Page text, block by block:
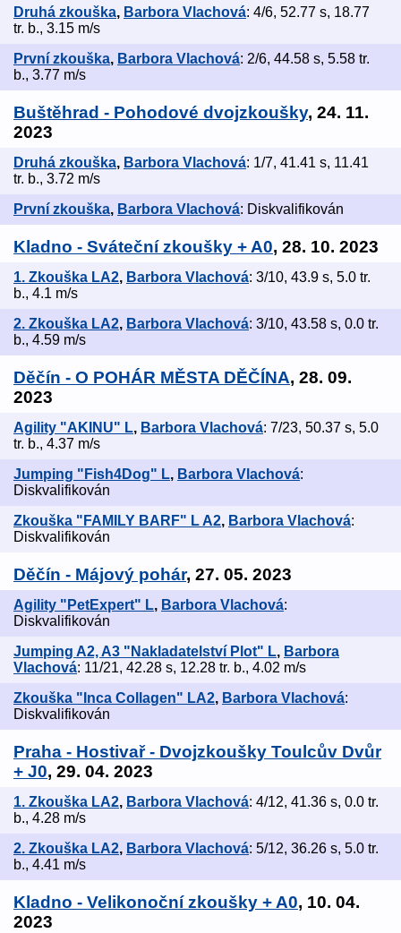
Druhá zkouška, Barbora Vlachová: 4/6, 52.77 s, 18.77
tr. b., 3.15 m/s
První zkouška, Barbora Vlachová: 2/6, 44.58 s, 5.58 tr.
b., 3.77 m/s
Buštěhrad - Pohodové dvojzkoušky, 24. 11.
2023
Druhá zkouška, Barbora Vlachová: 1/7, 41.41 s, 11.41
tr. b., 3.72 m/s
První zkouška, Barbora Vlachová: Diskvalifikován
Kladno - Sváteční zkoušky + A0, 28. 10. 2023
1. Zkouška LA2, Barbora Vlachová: 3/10, 43.9 s, 5.0 tr.
b., 4.1 m/s
2. Zkouška LA2, Barbora Vlachová: 3/10, 43.58 s, 0.0 tr.
b., 4.59 m/s
Děčín - O POHÁR MĚSTA DĚČÍNA, 28. 09.
2023
Agility "AKINU" L, Barbora Vlachová: 7/23, 50.37 s, 5.0
tr. b., 4.37 m/s
Jumping "Fish4Dog" L, Barbora Vlachová:
Diskvalifikován
Zkouška "FAMILY BARF" L A2, Barbora Vlachová:
Diskvalifikován
Děčín - Májový pohár, 27. 05. 2023
Agility "PetExpert" L, Barbora Vlachová:
Diskvalifikován
Jumping A2, A3 "Nakladatelství Plot" L, Barbora
Vlachová: 11/21, 42.28 s, 12.28 tr. b., 4.02 m/s
Zkouška "Inca Collagen" LA2, Barbora Vlachová:
Diskvalifikován
Praha - Hostivař - Dvojzkoušky Toulcův Dvůr
+ J0, 29. 04. 2023
1. Zkouška LA2, Barbora Vlachová: 4/12, 41.36 s, 0.0 tr.
b., 4.28 m/s
2. Zkouška LA2, Barbora Vlachová: 5/12, 36.26 s, 5.0 tr.
b., 4.41 m/s
Kladno - Velikonoční zkoušky + A0, 10. 04.
2023